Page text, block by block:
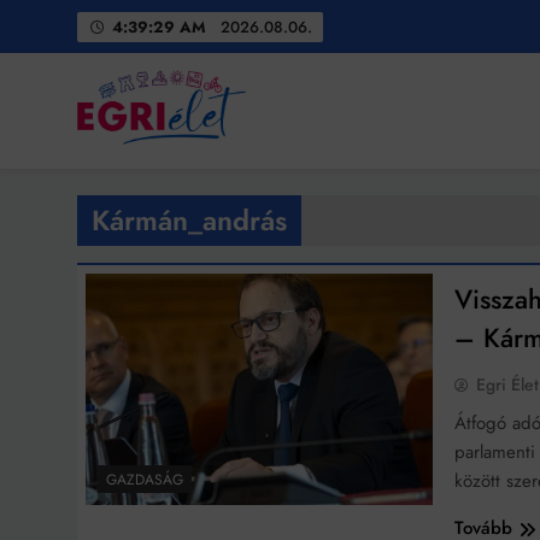
4:39:30 AM 2026.08.06.
Egri Élet
Kármán_andrás
GAZDASÁG
–
Egri Élet
Átfogó
között
Tovább